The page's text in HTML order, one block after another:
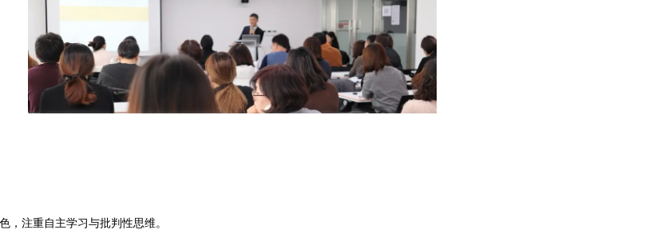
注重自主学习与批判性思维。